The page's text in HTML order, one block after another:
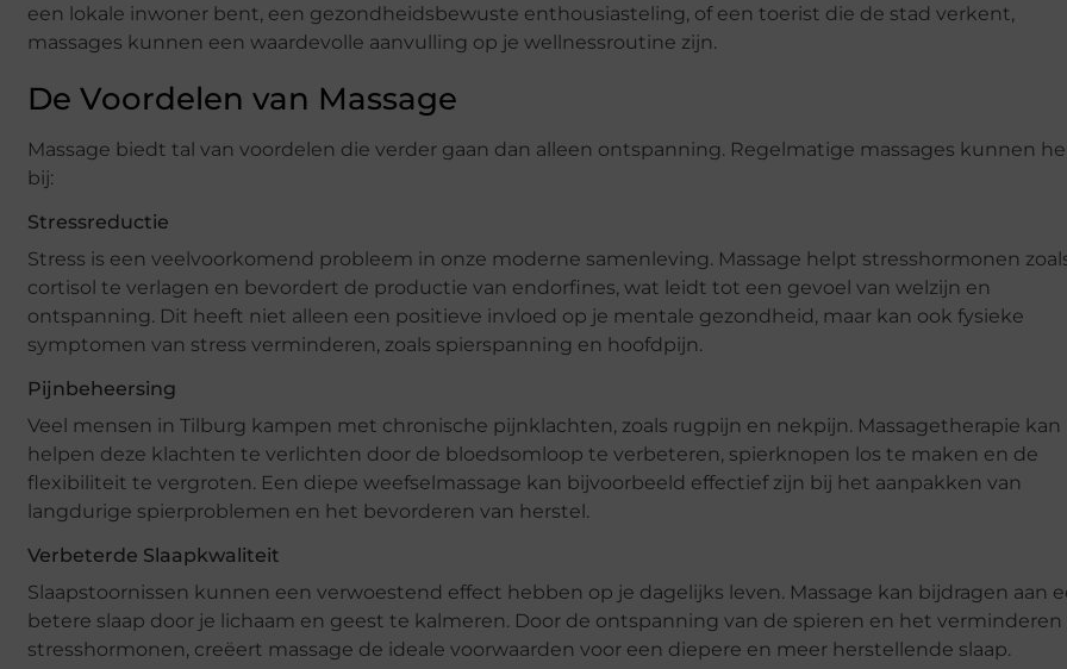
een lokale inwoner bent, een gezondheidsbewuste enthousiasteling, of een toerist die de stad verkent,
massages kunnen een waardevolle aanvulling op je wellnessroutine zijn.
De Voordelen van Massage
Massage biedt tal van voordelen die verder gaan dan alleen ontspanning. Regelmatige massages kunnen
bij:
Stressreductie
Stress is een veelvoorkomend probleem in onze moderne samenleving. Massage helpt stresshormonen
cortisol te verlagen en bevordert de productie van endorfines, wat leidt tot een gevoel van welzijn en
ontspanning. Dit heeft niet alleen een positieve invloed op je mentale gezondheid, maar kan ook fysieke
symptomen van stress verminderen, zoals spierspanning en hoofdpijn.
Pijnbeheersing
Veel mensen in Tilburg kampen met chronische pijnklachten, zoals rugpijn en nekpijn. Massagetherapie kan
helpen deze klachten te verlichten door de bloedsomloop te verbeteren, spierknopen los te maken en de
flexibiliteit te vergroten. Een diepe weefselmassage kan bijvoorbeeld effectief zijn bij het aanpakken van
langdurige spierproblemen en het bevorderen van herstel.
Verbeterde Slaapkwaliteit
Slaapstoornissen kunnen een verwoestend effect hebben op je dagelijks leven. Massage kan bijdragen aan
betere slaap door je lichaam en geest te kalmeren. Door de ontspanning van de spieren en het verminderen
stresshormonen, creëert massage de ideale voorwaarden voor een diepere en meer herstellende slaap.